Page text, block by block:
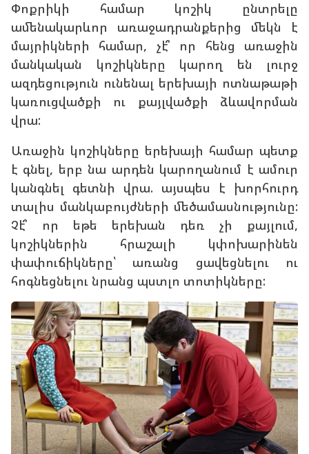
Փոքրիկի համար կոշիկ ընտրելը
ամենակարևոր առաջադրանքերից մեկն է
մայրիկների համար, չէ՞ որ հենց առաջին
մանկական կոշիկները կարող են լուրջ
ազդեցություն ունենալ երեխայի ոտնաթաթի
կառուցվածքի ու քայլվածքի ձևավորման
վրա:
Առաջին կոշիկները երեխայի համար պետք
է գնել, երբ նա արդեն կարողանում է ամուր
կանգնել գետնի վրա. այսպես է խորհուրդ
տալիս մանկաբույժների մեծամասնությունը:
Չէ՞ որ եթե երեխան դեռ չի քայլում,
կոշիկներին հրաշալի կփոխարինեն
փափուճիկները՝ առանց ցավեցնելու ու
հոգնեցնելու նրանց պստլո տոտիկները: